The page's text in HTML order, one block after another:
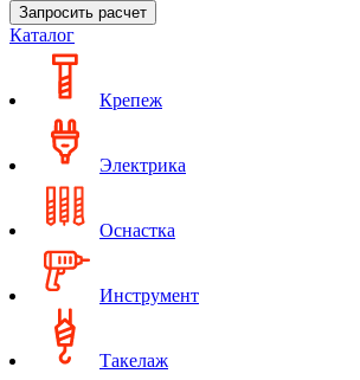
Запросить расчет
Каталог
Крепеж
Электрика
Оснастка
Инструмент
Такелаж